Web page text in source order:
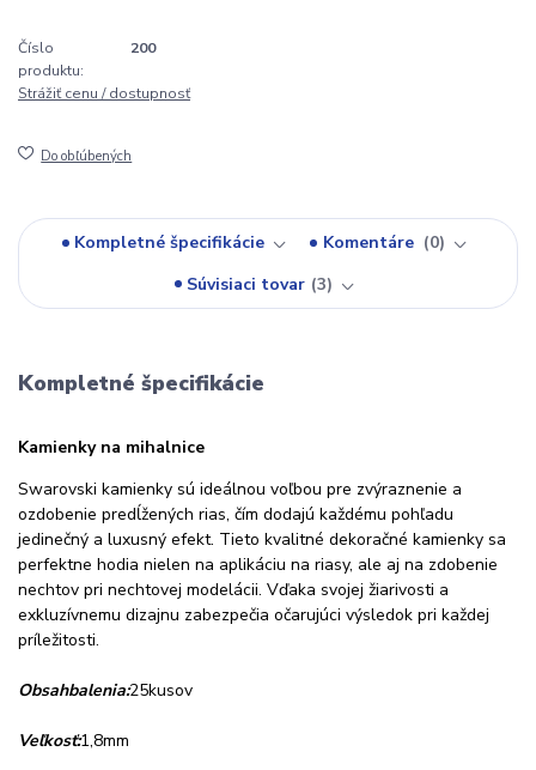
Číslo
produktu:
200
Strážiť cenu / dostupnosť
Do obľúbených
Kompletné špecifikácie Komentáre
0
Súvisiaci tovar 3
Kompletné špecifikácie
Kamienky na mihalnice
Swarovski kamienky sú ideálnou voľbou pre zvýraznenie a
ozdobenie predĺžených rias, čím dodajú každému pohľadu
jedinečný a luxusný efekt. Tieto kvalitné dekoračné kamienky sa
perfektne hodia nielen na aplikáciu na riasy, ale aj na zdobenie
nechtov pri nechtovej modelácii. Vďaka svojej žiarivosti a
exkluzívnemu dizajnu zabezpečia očarujúci výsledok pri každej
príležitosti.
Obsahbalenia:25kusov
Veľkosť:1,8mm